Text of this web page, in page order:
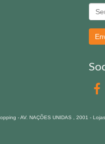
- AV. NAÇÕES UNIDAS , 2001 -